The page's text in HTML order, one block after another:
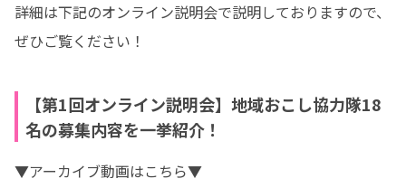
詳細は下記のオンライン説明会で説明しておりますので、
ぜひご覧ください！
【第1回オンライン説明会】地域おこし協力隊18
名の募集内容を一挙紹介！